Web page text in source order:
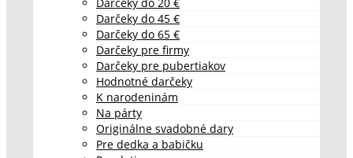
Darčeky do 45 €
Darčeky do 65 €
Darčeky pre firmy
Darčeky pre pubertiakov
Hodnotné darčeky
K narodeninám
Na párty
Originálne svadobné dary
Pre dedka a babičku